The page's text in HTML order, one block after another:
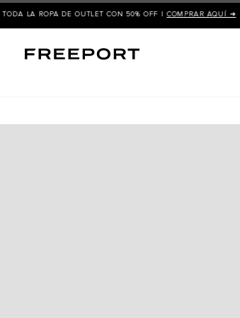
TODA LA ROPA DE OUTLET CON 50% OFF |COMPRAR AQUÍ ➜